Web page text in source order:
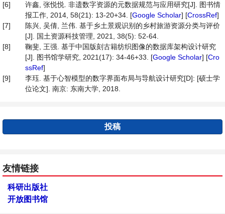
[6]
许鑫, 张悦悦. 非遗数字资源的元数据规范与应用研究[J]. 图书情
报工作, 2014, 58(21): 13-20+34. [Google Scholar] [CrossRef]
[7]
陈兴, 吴倩, 兰伟. 基于乡土景观识别的乡村旅游资源分类与评价
[J]. 国土资源科技管理, 2021, 38(5): 52-64.
[8]
鞠斐, 王强. 基于中国版刻古籍纺织图像的数据库架构设计研究
[J]. 图书馆学研究, 2021(17): 34-46+33. [Google Scholar] [Cro
ssRef]
[9]
李珏. 基于心智模型的数字界面布局与导航设计研究[D]: [硕士学
位论文]. 南京: 东南大学, 2018.
投稿
友情链接
科研出版社
开放图书馆